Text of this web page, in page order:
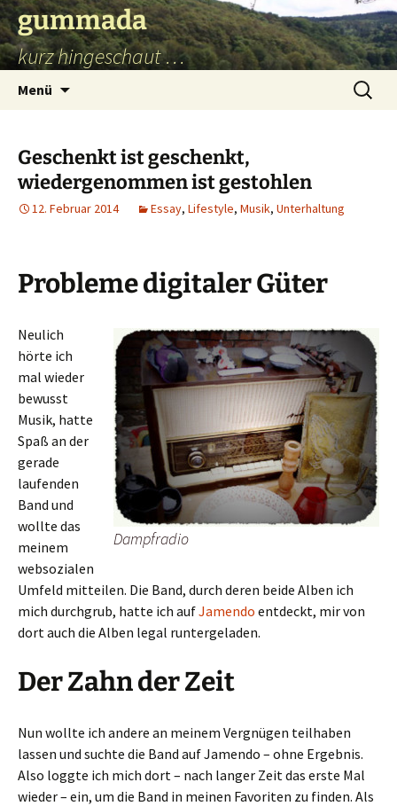
Zum
Inhalt
springen
gummada
kurz hingeschaut …
Menü
Suchen
nach:
Geschenkt ist geschenkt,
wiedergenommen ist gestohlen
12. Februar 2014 Essay, Lifestyle, Musik, Unterhaltung
Probleme digitaler Güter
Dampfradio
Neulich
hörte ich
mal wieder
bewusst
Musik, hatte
Spaß an der
gerade
laufenden
Band und
wollte das
meinem
websozialen
Umfeld mitteilen. Die Band, durch deren beide Alben ich
mich durchgrub, hatte ich aufJamendo entdeckt, mir von
dort auch die Alben legal runtergeladen.
Der Zahn der Zeit
Nun wollte ich andere an meinem Vergnügen teilhaben
lassen und suchte die Band auf Jamendo – ohne Ergebnis.
Also loggte ich mich dort – nach langer Zeit das erste Mal
wieder – ein, um die Band in meinen Favoriten zu finden. Als